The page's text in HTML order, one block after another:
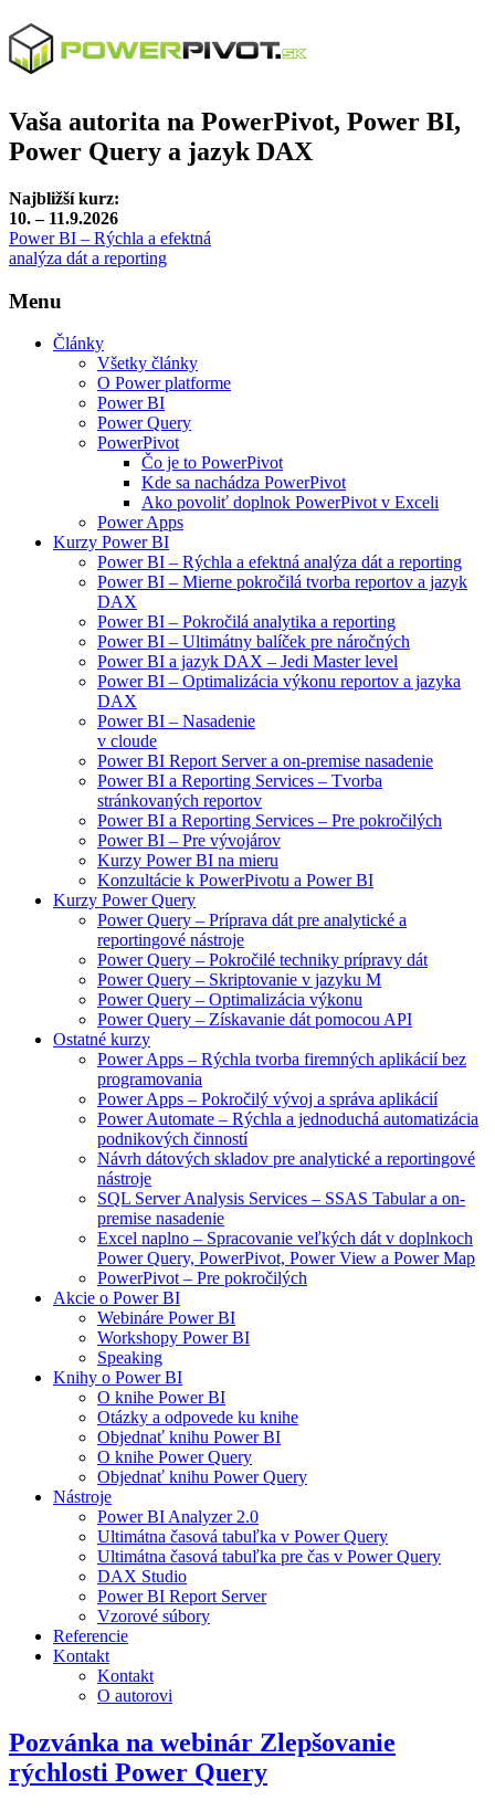
Vaša autorita na PowerPivot, Power BI,
Power Query a jazyk DAX
Najbližší kurz:
10. – 11.9.2026
Power BI – Rýchla a efektná
analýza dát a reporting
Menu
Články
Všetky články
O Power platforme
Power BI
Power Query
PowerPivot
Čo je to PowerPivot
Kde sa nachádza PowerPivot
Ako povoliť doplnok PowerPivot v Exceli
Power Apps
Kurzy Power BI
Power BI – Rýchla a efektná analýza dát a reporting
Power BI – Mierne pokročilá tvorba reportov a jazyk
DAX
Power BI – Pokročilá analytika a reporting
Power BI – Ultimátny balíček pre náročných
Power BI a jazyk DAX – Jedi Master level
Power BI – Optimalizácia výkonu reportov a jazyka
DAX
Power BI – Nasadenie
v cloude
Power BI Report Server a on-premise nasadenie
Power BI a Reporting Services – Tvorba
stránkovaných reportov
Power BI a Reporting Services – Pre pokročilých
Power BI – Pre vývojárov
Kurzy Power BI na mieru
Konzultácie k PowerPivotu a Power BI
Kurzy Power Query
Power Query – Príprava dát pre analytické a
reportingové nástroje
Power Query – Pokročilé techniky prípravy dát
Power Query – Skriptovanie v jazyku M
Power Query – Optimalizácia výkonu
Power Query – Získavanie dát pomocou API
Ostatné kurzy
Power Apps – Rýchla tvorba firemných aplikácií bez
programovania
Power Apps – Pokročilý vývoj a správa aplikácií
Power Automate – Rýchla a jednoduchá automatizácia
podnikových činností
Návrh dátových skladov pre analytické a reportingové
nástroje
SQL Server Analysis Services – SSAS Tabular a on-
premise nasadenie
Excel naplno – Spracovanie veľkých dát v doplnkoch
Power Query, PowerPivot, Power View a Power Map
PowerPivot – Pre pokročilých
Akcie o Power BI
Webináre Power BI
Workshopy Power BI
Speaking
Knihy o Power BI
O knihe Power BI
Otázky a odpovede ku knihe
Objednať knihu Power BI
O knihe Power Query
Objednať knihu Power Query
Nástroje
Power BI Analyzer 2.0
Ultimátna časová tabuľka v Power Query
Ultimátna časová tabuľka pre čas v Power Query
DAX Studio
Power BI Report Server
Vzorové súbory
Referencie
Kontakt
Kontakt
O autorovi
Pozvánka na webinár Zlepšovanie
rýchlosti Power Query